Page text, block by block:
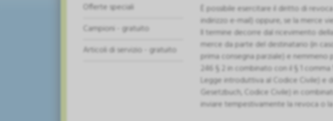
Offerte speciali
Campioni - gratuito
Articoli di servizio - gratuito
È possibile esercitare il diritto di
indirizzo e-mail) oppure, se la merce
Il termine decorre dal ricevimento
merce da parte del destinatario (in
prima consegna parziale) e nemmeno
246 § 2 in combinato con il § 1 comma
Legge introduttiva al Codice Civile) e
Gesetzbuch, Codice Civile) in
inviare tempestivamente la revoca o